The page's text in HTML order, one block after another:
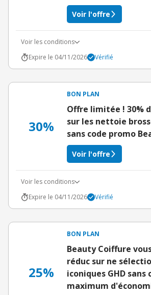
Voir l'offre
Voir les conditions
Expire le 04/11/2026
Vérifié
30%
BON PLAN
Offre limitée ! 30%
sur les nettoie
sans code promo
Voir l'offre
Voir les conditions
Expire le 04/11/2026
Vérifié
25%
BON PLAN
Beauty Coiffure
réduc sur ne
iconiques GHD sans
maximum